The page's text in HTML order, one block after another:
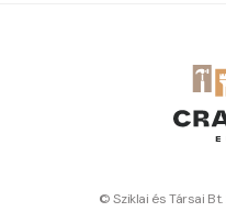
© Sziklai és Társai